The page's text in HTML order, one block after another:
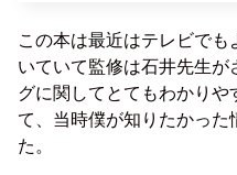
この本は最近はテレビで
いていて監修は石井先生
グに関してとてもわかり
て、当時僕が知りたかった
た。